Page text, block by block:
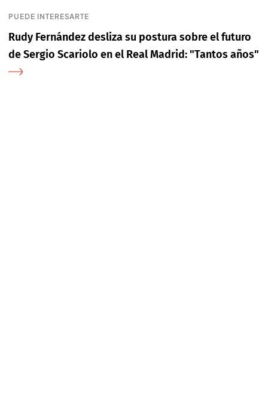
PUEDE INTERESARTE
Rudy Fernández desliza su postura sobre el futuro
de Sergio Scariolo en el Real Madrid: "Tantos años"